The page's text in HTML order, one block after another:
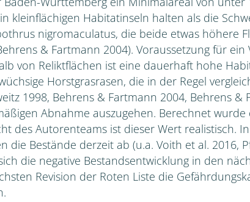
&
kleinflächigen Habitatinseln halten als die
nigromaculatus, die beide etwas höhere
& Fartmann 2004). Voraussetzung für
von Reliktflächen ist eine dauerhaft hohe
Horstgrasrasen, die in der Regel
1998, Behrens & Fartmann 2004, Behrens &
Abnahme auszugehen. Berechnet
des Autorenteams ist dieser Wert realistisch.
die Bestände derzeit ab (u.a. Voith et al. 2016,
die negative Bestandsentwicklung in den
Revision der Roten Liste die